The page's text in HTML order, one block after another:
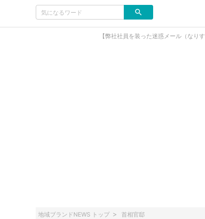
【弊社社員を装った迷惑メール（なり
地域ブランドNEWS トップ 首相官邸